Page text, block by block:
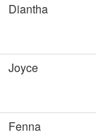
Diantha
Joyce
Fenna